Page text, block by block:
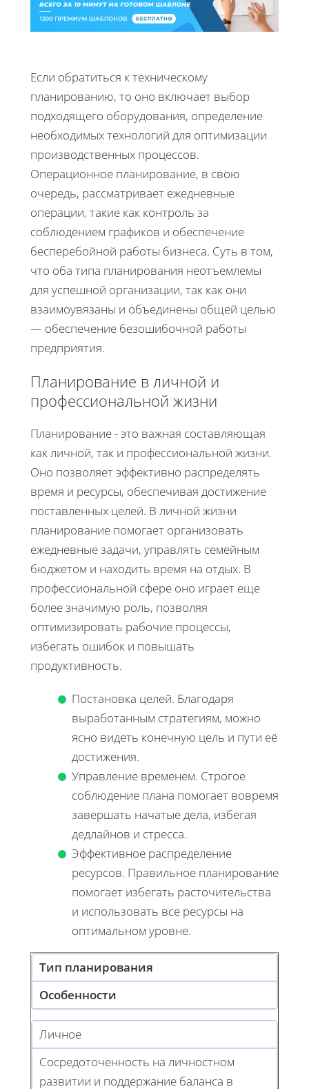
Если обратиться к техническому
планированию, то оно включает выбор
подходящего оборудования, определение
необходимых технологий для оптимизации
производственных процессов.
Операционное планирование, в свою
очередь, рассматривает ежедневные
операции, такие как контроль за
соблюдением графиков и обеспечение
бесперебойной работы бизнеса. Суть в том,
что оба типа планирования неотъемлемы
для успешной организации, так как они
взаимоувязаны и объединены общей целью
— обеспечение безошибочной работы
предприятия.
Планирование в личной и
профессиональной жизни
Планирование - это важная составляющая
как личной, так и профессиональной жизни.
Оно позволяет эффективно распределять
время и ресурсы, обеспечивая достижение
поставленных целей. В личной жизни
планирование помогает организовать
ежедневные задачи, управлять семейным
бюджетом и находить время на отдых. В
профессиональной сфере оно играет еще
более значимую роль, позволяя
оптимизировать рабочие процессы,
избегать ошибок и повышать
продуктивность.
Постановка целей. Благодаря
выработанным стратегиям, можно
ясно видеть конечную цель и пути её
достижения.
Управление временем. Строгое
соблюдение плана помогает вовремя
завершать начатые дела, избегая
дедлайнов и стресса.
Эффективное распределение
ресурсов. Правильное планирование
помогает избегать расточительства
и использовать все ресурсы на
оптимальном уровне.
Тип планирования
Особенности
Личное
Сосредоточенность на личностном
развитии и поддержание баланса в